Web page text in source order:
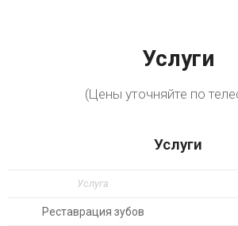
Услуги
(Цены уточняйте по
Услуги
Услуга
Реставрация зубов